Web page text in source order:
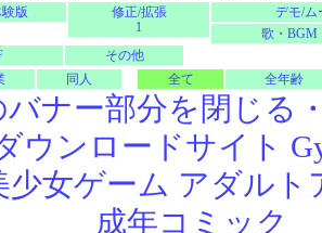
版
修正/拡張
1
デモ/ム
歌・BGM
その他
同人 全て 全年齢
バナー部分を閉じる